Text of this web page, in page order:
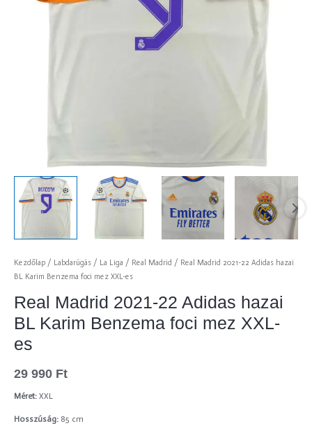
Kezdőlap / Labdarúgás / La Liga / Real Madrid / Real Madrid 2021-22 Adidas hazai
BL Karim Benzema foci mez XXL-es
Real Madrid 2021-22 Adidas hazai
BL Karim Benzema foci mez XXL-
es
29 990 Ft
Méret: XXL
Hosszúság: 85 cm